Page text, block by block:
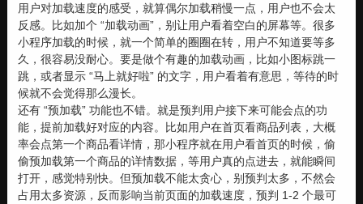
用户对加载速度的感受，就算偶尔加载稍慢一点，用户也不会太
反感。比如加个 “加载动画”，别让用户看着空白的屏幕等。很多
小程序加载的时候，就一个简单的圈圈在转，用户不知道要等多
久，很容易没耐心。要是做个有趣的加载动画，比如小图标跳一
跳，或者显示 “马上就好啦” 的文字，用户看着有意思，等待的时
候就不会觉得那么漫长。
还有 “预加载” 功能也不错。就是预判用户接下来可能会点的功
能，提前加载好对应的内容。比如用户在首页看商品列表，大概
率会点第一个商品看详情，那小程序就在用户看首页的时候，偷
偷预加载第一个商品的详情数据，等用户真的点进去，就能瞬间
打开，感觉特别快。但预加载不能太贪心，别预判太多，不然会
占用太多资源，反而影响当前页面的加载速度，预判 1-2 个最可